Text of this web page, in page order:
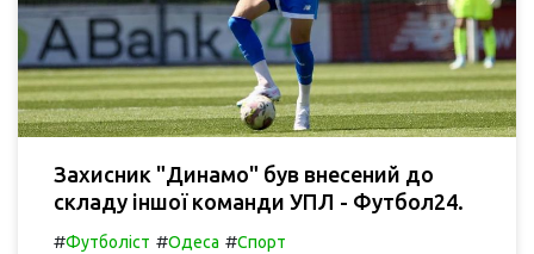
Захисник "Динамо" був внесений до
складу іншої команди УПЛ - Футбол24.
#Футболіст #Одеса #Спорт